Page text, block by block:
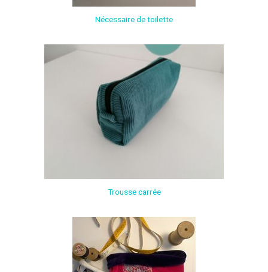
Nécessaire de toilette
Trousse carrée